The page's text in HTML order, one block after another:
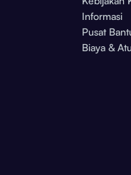
Informasi
Pusat
Biaya &